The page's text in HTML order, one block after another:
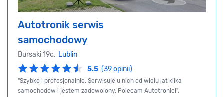
Autotronik serwis
samochodowy
Bursaki 19c, Lublin
5.5 (39 opinii)
"Szybko i profesjonalnie. Serwisuje u nich od wielu lat kilka
samochodów i jestem zadowolony. Polecam Autotronic!",